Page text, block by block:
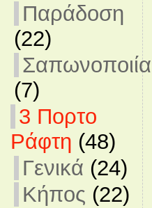
Παράδοση
(22)
Σαπωνοποιία
(7)
3 Πορτο
Ράφτη (48)
Γενικά (24)
Κήπος (22)